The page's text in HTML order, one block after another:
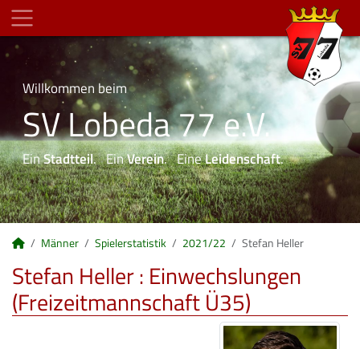
Willkommen beim
SV Lobeda 77 e.V.
EinStadtteil. EinVerein. EineLeidenschaft.
Männer Spielerstatistik 2021/22 Stefan Heller
Stefan Heller : Einwechslungen
(Freizeitmannschaft Ü35)